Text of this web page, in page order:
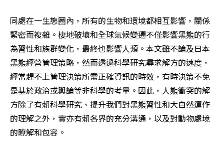
同處在一生態圈內，所有的生物和環境都相互影響，關係
緊密而複雜。棲地破壞和全球氣候變遷不僅影響黑熊的行
為習性和族群變化，最終也影響人類。本文雖不論及日本
黑熊經營管理策略，然而透過科學研究尋求解方的速度，
經常趕不上管理決策所需正確資訊的時效，有時決策不免
是基於政治或輿論等非科學的考量。因此，人熊衝突的解
方除了有賴科學研究、提升我們對黑熊習性和大自然運作
的理解之外，實亦有賴各界的充分溝通，以及對動物處境
的瞭解和包容。